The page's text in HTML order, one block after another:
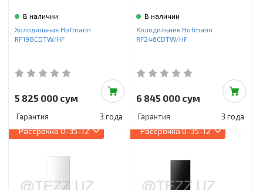
В наличии
Холодильник Hofmann
RF198CDTW/HF
5 825 000 сум
Гарантия 3 года
В наличии
Холодильник Hofmann
RF246CDTW/HF
6 845 000 сум
Гарантия 3 года
Рассрочка0-35-12 Рассрочка0-35-12